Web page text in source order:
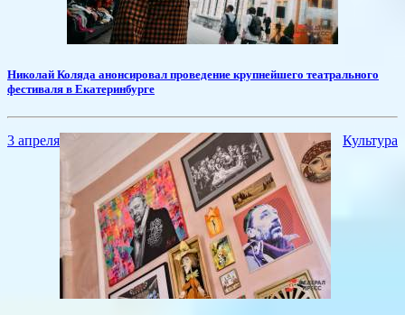
Николай Коляда анонсировал проведение крупнейшего театрального
фестиваля в Екатеринбурге
3 апреля Культура